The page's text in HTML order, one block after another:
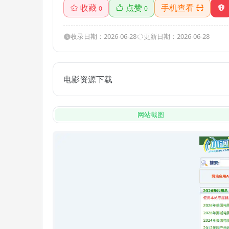
收藏 0 点赞 0 手机查看
收录日期：2026-06-28 更新日期：2026-06-28
电影资源下载
网站截图